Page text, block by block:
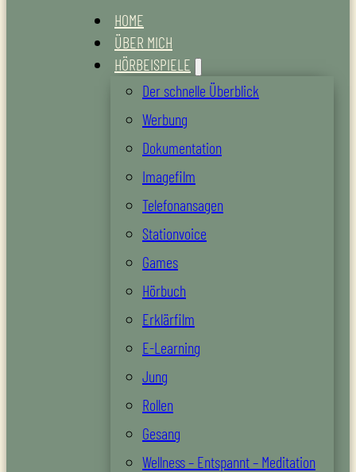
HOME
ÜBER MICH
HÖRBEISPIELE
Der schnelle Überblick
Werbung
Dokumentation
Imagefilm
Telefonansagen
Stationvoice
Games
Hörbuch
Erklärfilm
E-Learning
Jung
Rollen
Gesang
Wellness – Entspannt – Meditation